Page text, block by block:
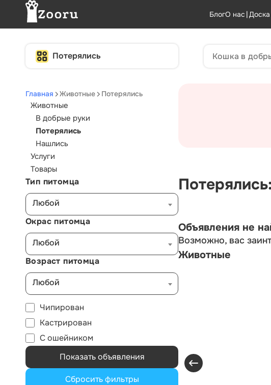
БлогО нас |
Потерялись
Главная Животные Потерялись
Животные
В добрые руки
Потерялись
Нашлись
Услуги
Товары
Тип питомца
Любой
Окрас питомца
Любой
Возраст питомца
Любой
Чипирован
Кастрирован
С ошейником
Показать объявления
Сбросить фильтры
Объявления не
Возможно, вас
Животные